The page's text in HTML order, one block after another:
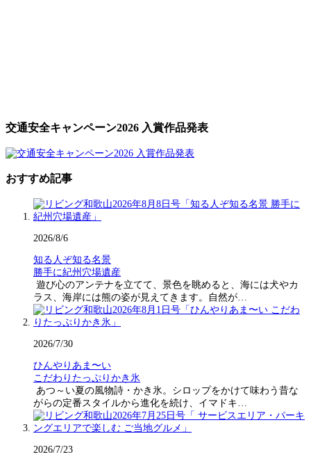
交通安全キャンペーン2026 入賞作品発表
おすすめ記事
2026/8/6
知る人ぞ知る名景
勝手に紀州穴場遺産
遊び心のアンテナを立てて、景色を眺めると、海には犬やカ
ラス、海岸には熊の姿が見えてきます。自然が…
2026/7/30
ひんやりあま〜い
こだわりたっぷりかき氷
あつ～い夏の風物詩・かき氷。シロップをかけて味わう昔な
がらの定番スタイルから進化を続け、イマドキ…
2026/7/23